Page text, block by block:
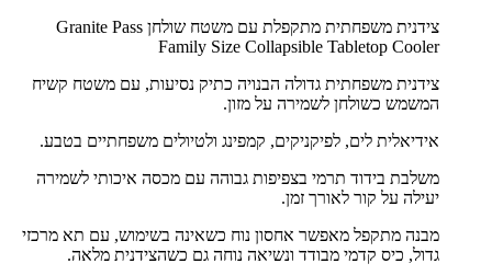
צידנית משפחתית מתקפלת עם משטח שולחן Granite Pass
Family Size Collapsible Tabletop Cooler
צידנית משפחתית גדולה הבנויה כתיק נסיעות, עם משטח קשיח
המשמש כשולחן לשמירה על מזון.
אידיאלית לים, לפיקניקים, קמפינג ולטיולים משפחתיים בטבע.
משלבת בידוד תרמי בצפיפות גבוהה עם מכסה איכותי לשמירה
יעילה על קור לאורך זמן.
מבנה מתקפל מאפשר אחסון נוח כשאינה בשימוש, עם תא מרכזי
גדול, כיס קדמי מבודד ונשיאה נוחה גם כשהצידנית מלאה.